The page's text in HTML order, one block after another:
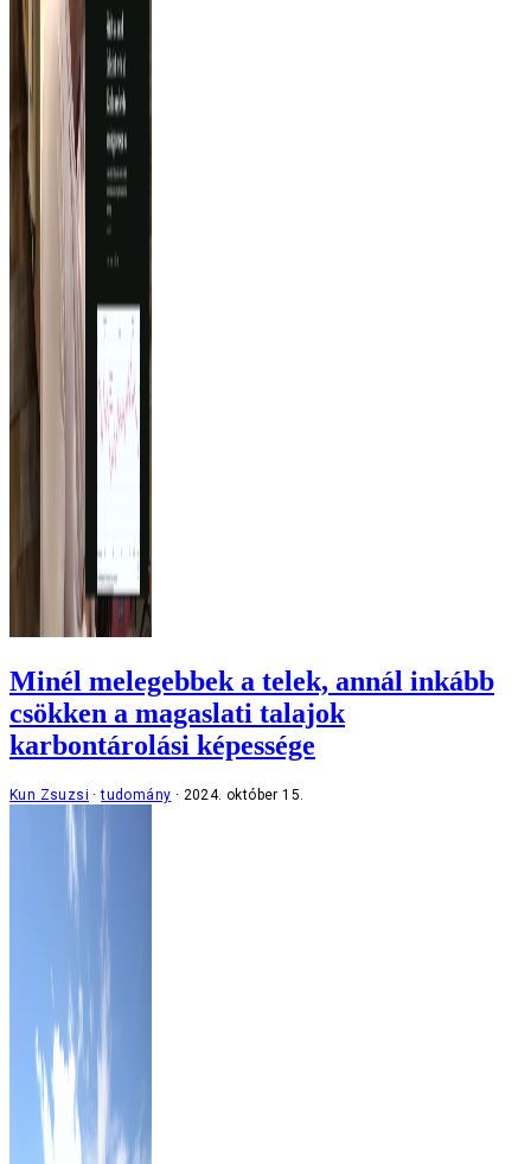
Minél melegebbek a telek, annál inkább
csökken a magaslati talajok
karbontárolási képessége
Kun Zsuzsi tudomány 2024. október 15.